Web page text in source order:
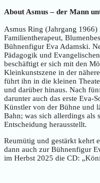
About Asmus – der Mann
Asmus Ring (Jahrgang 1966)
Familientherapeut,
Bühnenfigur Eva Adamski.
Pädagogik und
beschäftigt er sich mit den
Kleinkunstszene in der
führt ihn in die kleinen
und darüber hinaus. Nach
darunter auch das erste Eva-
Künstler von der Bühne und
Bahn; was sich allerdings als
Entscheidung herausstellt.
Reumütig und gestärkt kehrt
dann auch zur Bühnenfigur
im Herbst 2025 die CD: